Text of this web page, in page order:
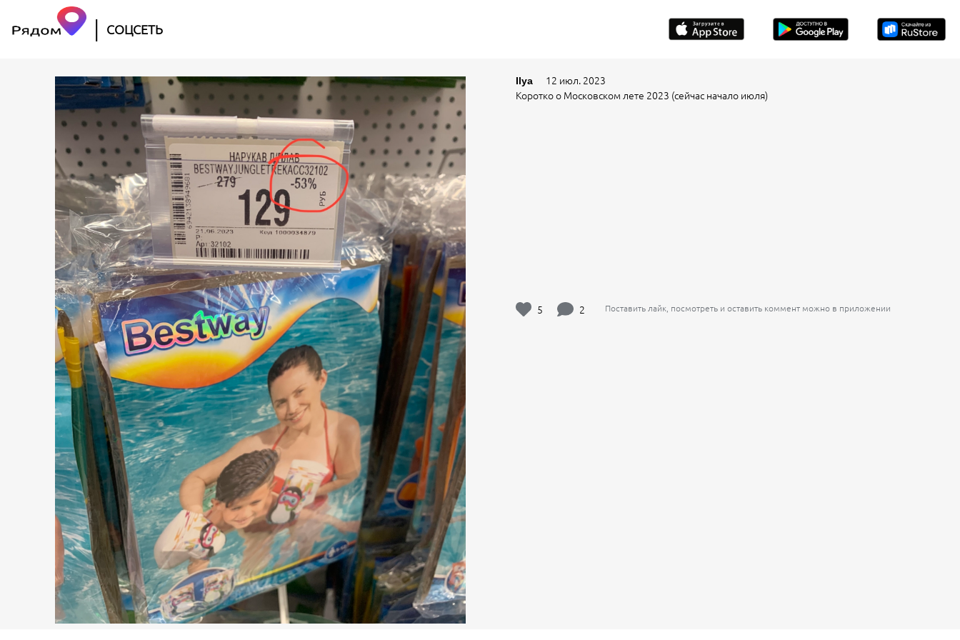
СОЦСЕТЬ
Ilya12 июл. 2023
Коротко о Московском лете 2023 (сейчас начало июля)
5 2 Поставить лайк, посмотреть и оставить коммент можно в приложении